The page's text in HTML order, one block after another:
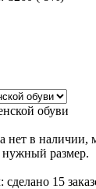
обуви
нет в наличии,
нужный размер.
сделано 15